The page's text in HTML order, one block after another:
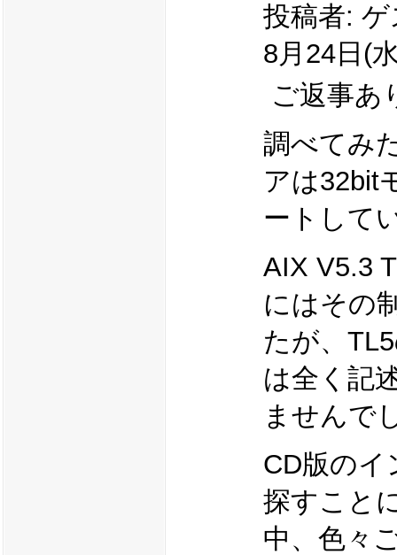
投稿者:
8月24日(
ご返事あ
調べてみ
アは32bit
ートして
AIX V5.3
にはその
たが、
は全く記
ませんで
CD版の
探すこと
中、色々